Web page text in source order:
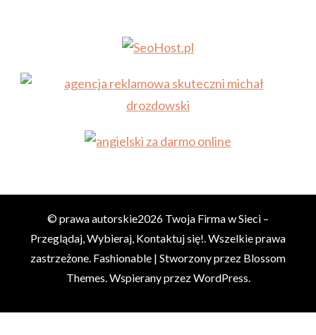
© prawa autorskie2026 Twoja Firma w Sieci –
Przeglądaj, Wybieraj, Kontaktuj się!. Wszelkie prawa
zastrzeżone. Fashionable | Stworzony przez Blossom
Themes. Wspierany przezWordPress.